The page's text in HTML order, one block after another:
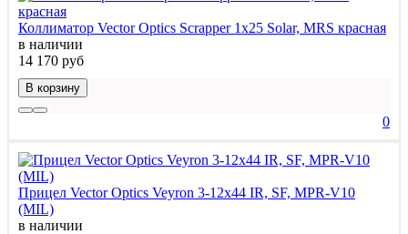
Коллиматор Vector Optics Scrapper 1x25 Solar, MRS красная
в наличии
14 170 руб
В корзину
0
Прицел Vector Optics Veyron 3-12x44 IR, SF, MPR-V10
(MIL)
в наличии